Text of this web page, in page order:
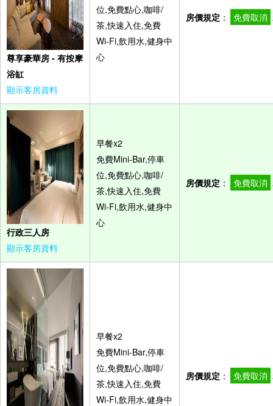
尊享豪華房 - 有按摩
浴缸
顯示客房資料
位,免費點心,咖啡/
茶,快速入住,免費
Wi-Fi,飲用水,健身中
心
房價規定 ： 免費取消
行政三人房
顯示客房資料
早餐x2
免費Mini-Bar,停車
位,免費點心,咖啡/
茶,快速入住,免費
Wi-Fi,飲用水,健身中
心
房價規定 ： 免費取消
早餐x2
免費Mini-Bar,停車
位,免費點心,咖啡/
茶,快速入住,免費
Wi-Fi,飲用水,健身中
房價規定 ： 免費取消